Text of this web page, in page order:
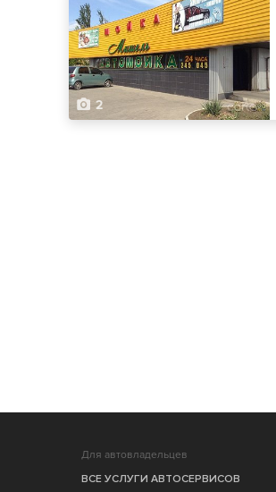
2
Для автовладельцев
ВСЕ УСЛУГИ АВТОСЕРВИСОВ